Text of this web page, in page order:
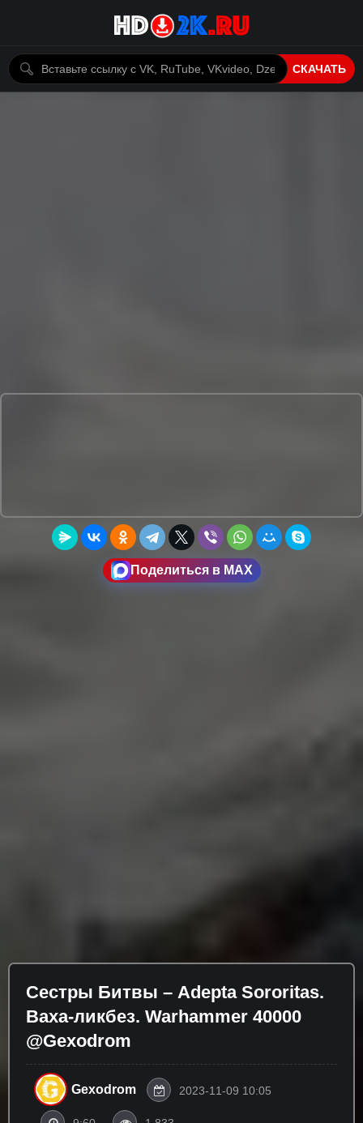
СКАЧАТЬ
Поделиться в MAX
Сестры Битвы – Adepta Sororitas.
Ваха-ликбез. Warhammer 40000
@Gexodrom
Gexodrom 2023-11-09 10:05